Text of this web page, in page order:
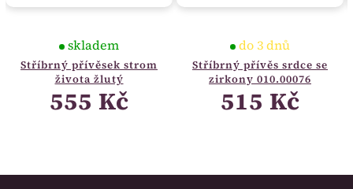
Stříbrný přívěsek strom
života žlutý
skladem
555 Kč
Stříbrný přívěs srdce se
zirkony 010.00076
do 3 dnů
515 Kč